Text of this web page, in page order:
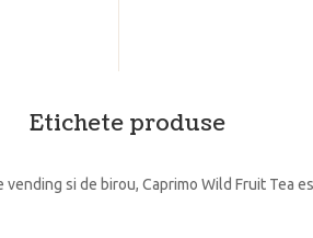
Etichete produse
si de birou, Caprimo Wild Fruit Tea